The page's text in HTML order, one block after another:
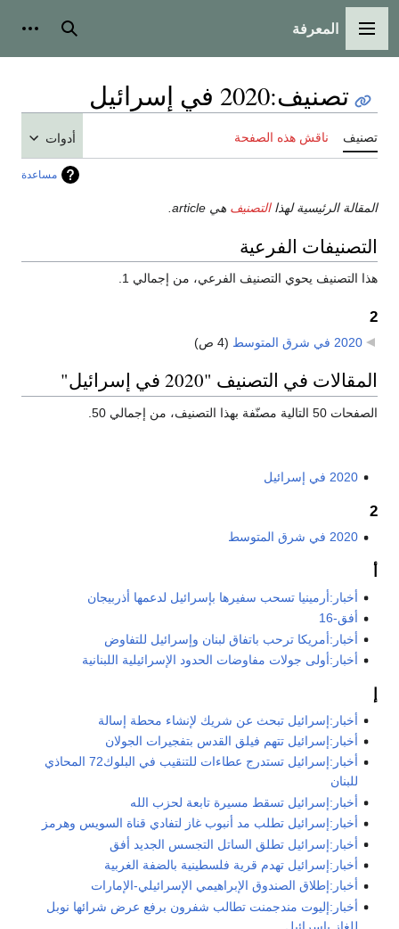
القائمة الرئيسية
المعرفة بحث
تصنيف:2020 في إسرائيل
تصنيف ناقش هذه الصفحة أدوات
مساعدة
المقالة الرئيسية لهذاالتصنيف هي article.
التصنيفات الفرعية
هذا التصنيف يحوي التصنيف الفرعي، من إجمالي 1.
2
2020 في شرق المتوسط (4 ص)
المقالات في التصنيف "2020 في إسرائيل"
الصفحات 50 التالية مصنّفة بهذا التصنيف، من إجمالي 50.
2020 في إسرائيل
2
2020 في شرق المتوسط
أخبار:أرمينيا تسحب سفيرها بإسرائيل لدعمها أذربيجان
أفق-16
أخبار:أمريكا ترحب باتفاق لبنان وإسرائيل للتفاوض
أخبار:أولى جولات مفاوضات الحدود الإسرائيلية اللبنانية
إ
أخبار:إسرائيل تبحث عن شريك لإنشاء محطة إسالة
أخبار:إسرائيل تتهم فيلق القدس بتفجيرات الجولان
أخبار:إسرائيل تستدرج عطاءات للتنقيب في البلوك72 المحاذي
للبنان
أخبار:إسرائيل تسقط مسيرة تابعة لحزب الله
أخبار:إسرائيل تطلب مد أنبوب غاز لتفادي قناة السويس وهرمز
أخبار:إسرائيل تطلق الساتل التجسس الجديد أفق
أخبار:إسرائيل تهدم قرية فلسطينية بالضفة الغربية
أخبار:إطلاق الصندوق الإبراهيمي الإسرائيلي-الإمارات
أخبار:إليوت مندجمنت تطالب شفرون برفع عرض شرائها نوبل
للغاز بإسرائيل